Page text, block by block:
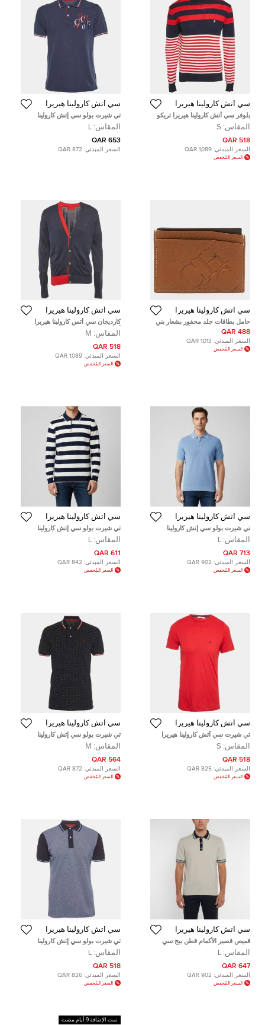
سي أتش كارولينا هيريرا
بلوفر سي أتش كارولينا هيريرا تريكو
مضلع أحمر/أزرق بياقة دائرية مقاس
صغير - سمول
المقاس: S
518 QAR
السعر المبدئي: 1,089 QAR
السعر المُخفض
سي أتش كارولينا هيريرا
تي شيرت بولو سي إتش كارولينا
هيريرا قطن مطرز بالشعار أزرق كحلي
مقاس كبير - لارج
المقاس: L
653 QAR
السعر المبدئي: 872 QAR
سي أتش كارولينا هيريرا
حامل بطاقات جلد محفور بشعار بني
من كارولينا هيريرا سي أتش
488 QAR
السعر المبدئي: 1,013 QAR
السعر المُخفض
سي أتش كارولينا هيريرا
كارديجان سي أتس كارولينا هيريرا
أزرق تريكو قطني مقاس متوسط
المقاس: M
518 QAR
السعر المبدئي: 1,089 QAR
السعر المُخفض
سي أتش كارولينا هيريرا
تي شيرت بولو سي إتش كارولينا
هيريرا قطن بيكيه أزرق بأكمام قصيرة
مقاس كبير - لارج
المقاس: L
713 QAR
السعر المبدئي: 902 QAR
السعر المُخفض
سي أتش كارولينا هيريرا
تي شيرت بولو سي إتش كارولينا
هيريرا قطن بيكيه مخطط أزرق كحلي
وأبيض مقاس كبير - لارج
المقاس: L
611 QAR
السعر المبدئي: 842 QAR
السعر المُخفض
سي أتش كارولينا هيريرا
تي شيرت سي أتش كارولينا هيريرا
لوغو قطن أحمر محاك مقاس صغير -
سمول
المقاس: S
518 QAR
السعر المبدئي: 825 QAR
السعر المُخفض
سي أتش كارولينا هيريرا
تي شيرت بولو سي إتش كارولينا
هيريرا جيرسي بقطعة مطبوعة باللون
الأزرق الداكن مقاس وسط - ميديم
المقاس: M
564 QAR
السعر المبدئي: 872 QAR
السعر المُخفض
سي أتش كارولينا هيريرا
قميص قصير الأكمام قطن بيج سي
إتش كارولينا هيريرا مقاس كبير
المقاس: L
647 QAR
السعر المبدئي: 902 QAR
السعر المُخفض
سي أتش كارولينا هيريرا
تي شيرت بولو سي إتش كارولينا
هيريرا بيكيه قطن أزرق كحلي مقاس
كبير - لارج
المقاس: L
518 QAR
السعر المبدئي: 826 QAR
السعر المُخفض
تمت الإضافة 9 أيام مضت